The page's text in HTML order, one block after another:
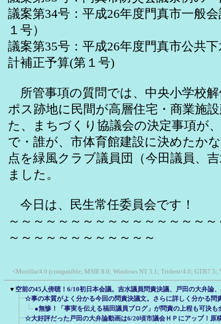
議案第34号：平成26年度門真市一般
１号）
議案第35号：平成26年度門真市公共
計補正予算(第１号)
所管事項の質問では、中央小学校
ポス跡地に民間が高層住宅・商業施
た、まちづくり協議会の決定事項が
で・誰が、市体育館建設に決めたか
点を緑風クラブ議員団（今田議員、
ました。
今日は、民生常任委員会です！
～～～～～～～～～～～～～～～～
～～～～～～～～～～～～
<Mozilla/4.0 (compatible; MSIE 8.0; Windows NT 5.1; Trident/4.0; GTB7.5;
▼ 空前の45人傍聴！6/10初日本会議。吉水議員問責決議、戸田の大弁論
☆事の本質がよく分かる今回の問責決議文。さらに詳しく分かる問
●無惨！「事実を伝える福田議員ブログ」が問責の上程も可決も
☆大好評だった戸田の大弁論動画は6/20頃市議会ＨＰにアップ！原